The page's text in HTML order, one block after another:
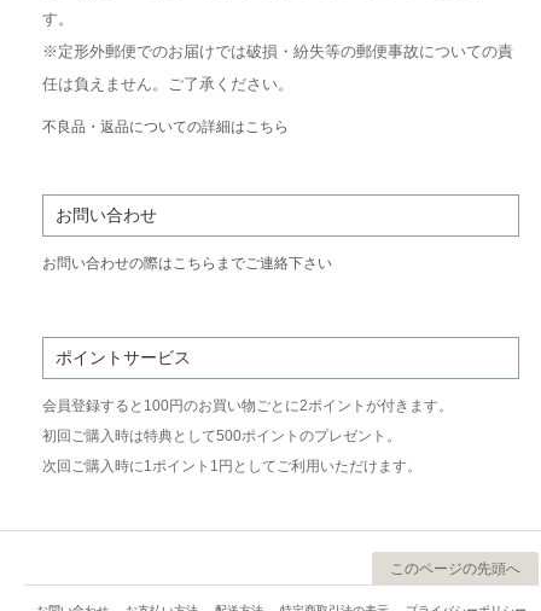
す。
※定形外郵便でのお届けでは破損・紛失等の郵便事故についての責
任は負えません。ご了承ください。
不良品・返品についての詳細はこちら
お問い合わせ
お問い合わせの際はこちらまでご連絡下さい
ポイントサービス
会員登録すると100円のお買い物ごとに2ポイントが付きます。
初回ご購入時は特典として500ポイントのプレゼント。
次回ご購入時に1ポイント1円としてご利用いただけます。
このページの先頭へ